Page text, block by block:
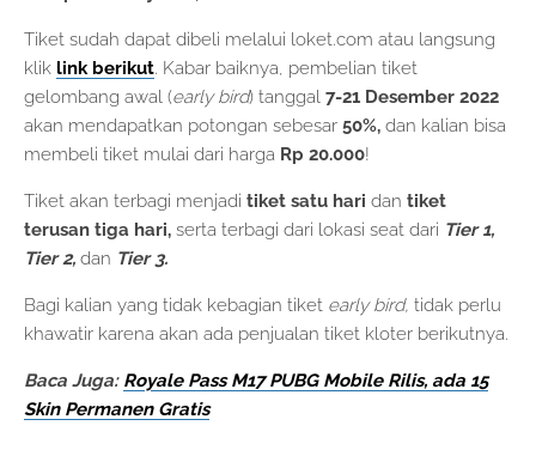
Tiket sudah dapat dibeli melalui loket.com atau langsung
klik link berikut. Kabar baiknya, pembelian tiket
gelombang awal (early bird) tanggal 7-21 Desember 2022
akan mendapatkan potongan sebesar 50%, dan kalian bisa
membeli tiket mulai dari harga Rp 20.000!
Tiket akan terbagi menjadi tiket satu hari dan tiket
terusan tiga hari, serta terbagi dari lokasi seat dari Tier 1,
Tier 2, dan Tier 3.
Bagi kalian yang tidak kebagian tiket early bird, tidak perlu
khawatir karena akan ada penjualan tiket kloter berikutnya.
Baca Juga: Royale Pass M17 PUBG Mobile Rilis, ada 15
Skin Permanen Gratis